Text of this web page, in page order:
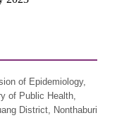
of Epidemiology,
of Public Health,
District, Nonthaburi